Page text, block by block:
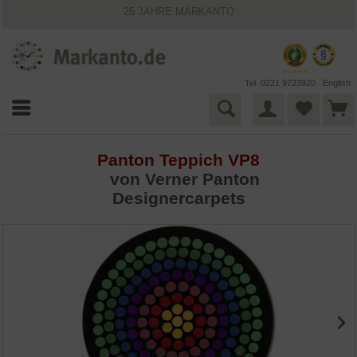
25 JAHRE MARKANTO
VIELFÄLTIGE ZAHLUNGSMÖGLICHKEITEN
BESTPRICE-GARANTIE
Tel. 0221 9723920 English
Panton Teppich VP8
von Verner Panton
Designercarpets